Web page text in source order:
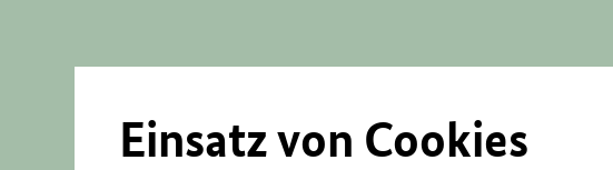
Einsatz von Cookies